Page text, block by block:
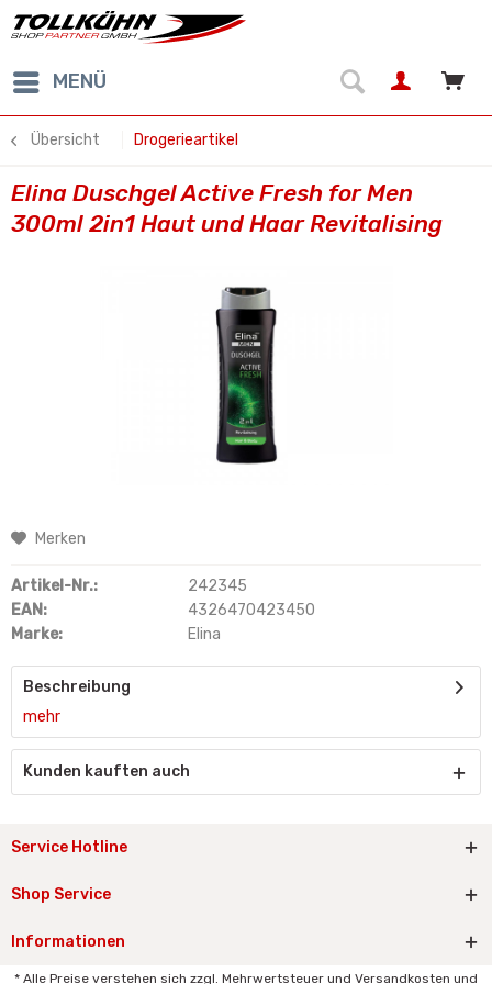
MENÜ
Übersicht Drogerieartikel
Elina Duschgel Active Fresh for Men
300ml 2in1 Haut und Haar Revitalising
Merken
Artikel-Nr.:
242345
EAN:
4326470423450
Marke:
Elina
Beschreibung
mehr
Kunden kauften auch
Service Hotline
Shop Service
Informationen
* Alle Preise verstehen sich zzgl. Mehrwertsteuer und Versandkosten und